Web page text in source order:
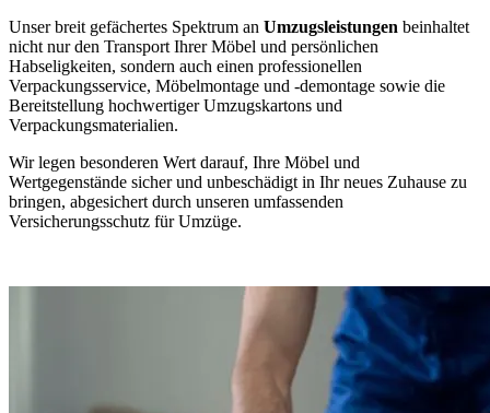
Unser breit gefächertes Spektrum an Umzugsleistungen beinhaltet
nicht nur den Transport Ihrer Möbel und persönlichen
Habseligkeiten, sondern auch einen professionellen
Verpackungsservice, Möbelmontage und -demontage sowie die
Bereitstellung hochwertiger Umzugskartons und
Verpackungsmaterialien.
Wir legen besonderen Wert darauf, Ihre Möbel und
Wertgegenstände sicher und unbeschädigt in Ihr neues Zuhause zu
bringen, abgesichert durch unseren umfassenden
Versicherungsschutz für Umzüge.